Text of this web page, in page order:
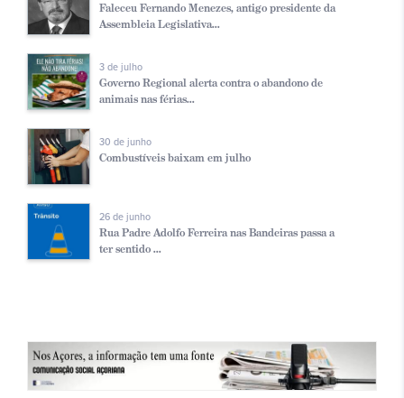
Faleceu Fernando Menezes, antigo presidente da
Assembleia Legislativa...
3 de julho
Governo Regional alerta contra o abandono de
animais nas férias...
30 de junho
Combustíveis baixam em julho
26 de junho
Rua Padre Adolfo Ferreira nas Bandeiras passa a
ter sentido ...